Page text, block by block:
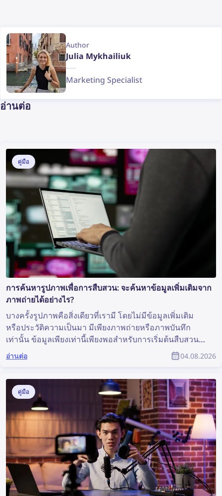
Author
Julia Mykhailiuk
Marketing Specialist
อ่านต่อ
คู่มือ
การค้นหารูปภาพเพื่อการสืบสวน: จะค้นหาข้อมูลเพิ่มเติมจาก
ภาพถ่ายได้อย่างไร?
บางครั้งรูปภาพคือสิ่งเดียวที่เรามี โดยไม่มีข้อมูลเพิ่มเติม
หรือประวัติความเป็นมา มีเพียงภาพถ่ายหรือภาพบันทึก
เท่านั้น ข้อมูลเพียงเท่านี้เพียงพอสำหรับการเริ่มต้นสืบสวน
หรือไม่? แม้จะไม่ใช่สถานการณ์ที่เหมาะสมที่สุด แต่ก็เพียง
พอสำหรับการค้นหารูปภาพ ซึ่งอาจเปิดเผยข้อมูลอันมีค่า
เพิ่มเติมจากภาพถ่ายได้อย่างไร?
อ่านต่อ 04.08.2026
คู่มือ